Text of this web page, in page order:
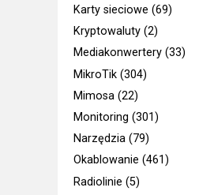
Karty sieciowe (69)
Kryptowaluty (2)
Mediakonwertery (33)
MikroTik (304)
Mimosa (22)
Monitoring (301)
Narzędzia (79)
Okablowanie (461)
Radiolinie (5)